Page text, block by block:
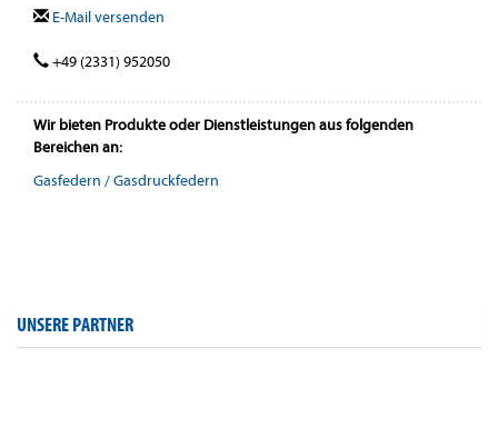
E-Mail versenden
+49 (2331) 952050
Wir bieten Produkte oder Dienstleistungen aus folgenden
Bereichen an:
Gasfedern / Gasdruckfedern
UNSERE PARTNER